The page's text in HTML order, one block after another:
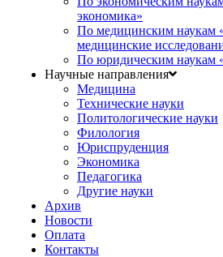
экономика»
По медицинским наукам
медицинские
По юридическим наукам
Научные направления
Медицина
Технические науки
Политологические науки
Филология
Юриспруденция
Экономика
Педагогика
Другие науки
Архив
Новости
Оплата
Контакты